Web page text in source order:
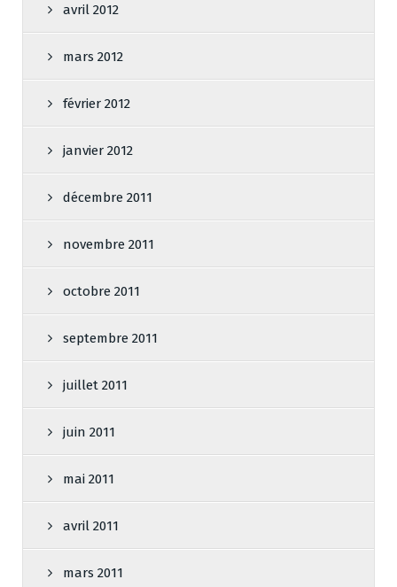
avril 2012
mars 2012
février 2012
janvier 2012
décembre 2011
novembre 2011
octobre 2011
septembre 2011
juillet 2011
juin 2011
mai 2011
avril 2011
mars 2011